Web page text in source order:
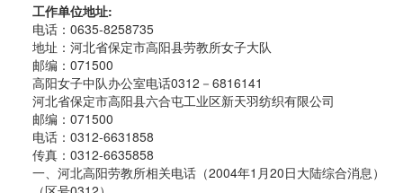
工作单位地址:
电话：0635-8258735
地址：河北省保定市高阳县劳教所女子大队
邮编：071500
高阳女子中队办公室电话0312－6816141
河北省保定市高阳县六合屯工业区新天羽纺织有限公司
邮编：071500
电话：0312-6631858
传真：0312-6635858
一、河北高阳劳教所相关电话（2004年1月20日大陆综合消息）